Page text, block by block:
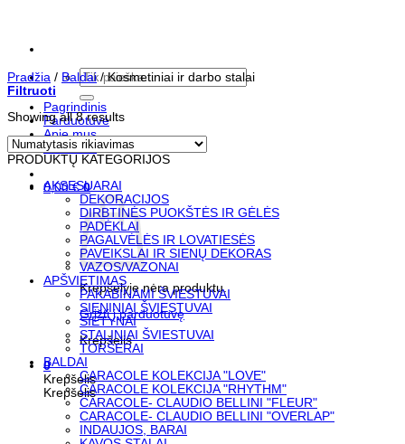
Ieškoti:
Pagrindinis
Parduotuvė
Apie mus
Kontaktai
0,00€ 0
Krepšelyje nėra produktų.
Grįžti į parduotuvę
Krepšelis
0
Krepšelis
Krepšelis
Pradžia / Baldai /Kosmetiniai ir darbo stalai
Filtruoti
Showing all 8 results
PRODUKTŲ KATEGORIJOS
AKSESUARAI
DEKORACIJOS
DIRBTINĖS PUOKŠTĖS IR GĖLĖS
PADĖKLAI
PAGALVĖLĖS IR LOVATIESĖS
PAVEIKSLAI IR SIENŲ DEKORAS
VAZOS/VAZONAI
APŠVIETIMAS
PAKABINAMI ŠVIESTUVAI
SIENINIAI ŠVIESTUVAI
SIETYNAI
STALINIAI ŠVIESTUVAI
TORŠERAI
BALDAI
CARACOLE KOLEKCIJA "LOVE"
CARACOLE KOLEKCIJA "RHYTHM"
CARACOLE- CLAUDIO BELLINI "FLEUR"
CARACOLE- CLAUDIO BELLINI "OVERLAP"
INDAUJOS, BARAI